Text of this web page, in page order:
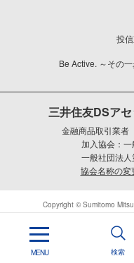
投
Be Active. ～その
三井住友DSア
金融商品取引業
加入協会：
一般社団法
協会名称の変
Copyright © Sumitomo
MENU 検索